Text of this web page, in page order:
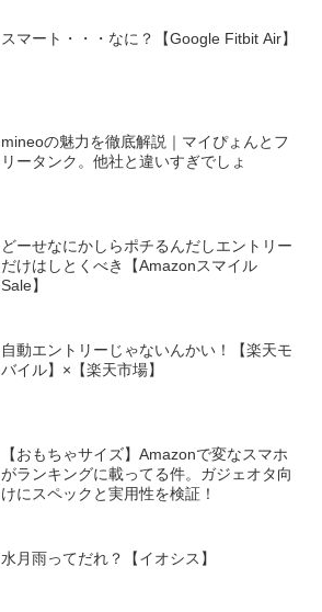
スマート・・・なに？【Google Fitbit Air】
mineoの魅力を徹底解説｜マイぴょんとフ
リータンク。他社と違いすぎでしょ
どーせなにかしらポチるんだしエントリー
だけはしとくべき【Amazonスマイル
Sale】
自動エントリーじゃないんかい！【楽天モ
バイル】×【楽天市場】
【おもちゃサイズ】Amazonで変なスマホ
がランキングに載ってる件。ガジェオタ向
けにスペックと実用性を検証！
水月雨ってだれ？【イオシス】